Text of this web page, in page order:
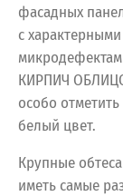
фасадных
с
КИРПИЧ
особо
белый цвет.
Крупные
иметь самые